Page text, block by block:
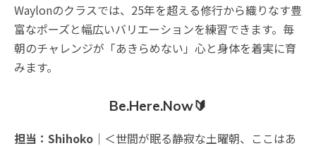
Waylonのクラスでは、25年を超える修行から織りなす豊
富なポーズと幅広いバリエーションを練習できます。毎
朝のチャレンジが「あきらめない」心と身体を着実に育
みます。
Be.Here.Now🔰
担当：Shihoko ｜＜世間が眠る静寂な土曜朝、ここはあ